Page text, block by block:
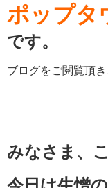
ポップタ
です。
ブログをご閲覧頂
みなさま、